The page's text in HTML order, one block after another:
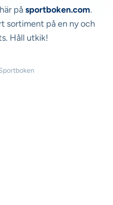
påsportboken.com.
sortiment på en ny och
Håll utkik!